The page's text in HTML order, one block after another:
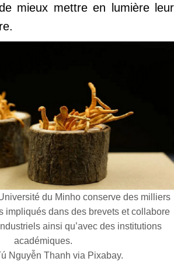
mieux mettre en lumière leur
du Minho conserve des milliers
impliqués dans des brevets et collabore
ainsi qu’avec des institutions
académiques.
Nguyễn Thanh via Pixabay.